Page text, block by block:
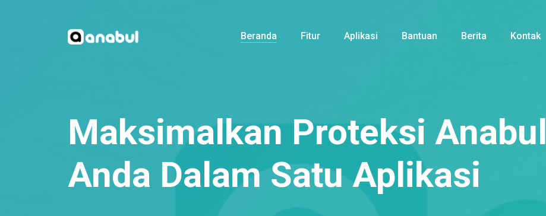
Beranda Fitur Aplikasi Bantuan Berita Kontak
Maksimalkan Proteksi Anabul
Anda Dalam Satu Aplikasi